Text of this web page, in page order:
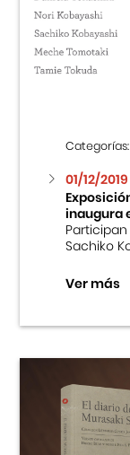
Categorías:
01/12/2019
inaugura
Participan
Sachiko
Ver más